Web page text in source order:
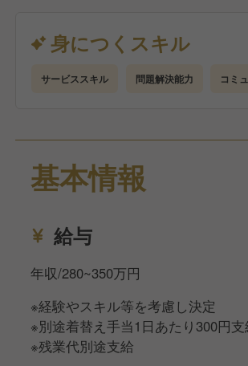
そのため、おもてなしの基礎から学
さらに、英語スキルをお持ちの方は
ト対応の際にそのスキルを活かせま
身につくスキル
サービススキル 問題解決能力 コミ
基本情報
給与
年収/280~350万円
※経験やスキル等を考慮し決定
※別途着替え手当1日あたり300円支
※残業代別途支給